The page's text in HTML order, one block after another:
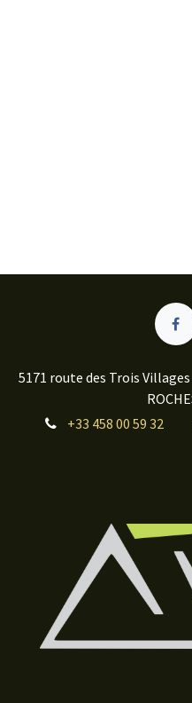
5171 route des Trois Villages
+33 458 00 59 32